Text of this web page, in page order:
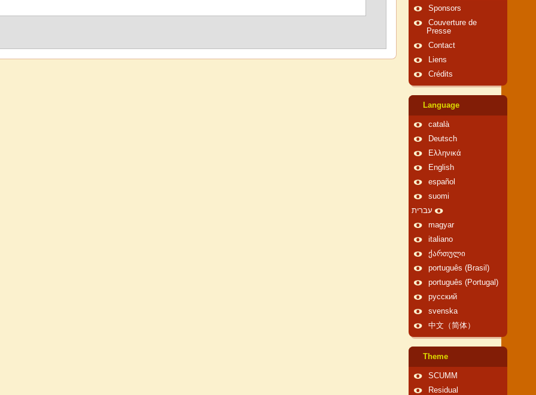
Sponsors
Couverture de
Presse
Contact
Liens
Crédits
Language
català
Deutsch
Ελληνικά
English
español
suomi
עברית
magyar
italiano
ქართული
português (Brasil)
português (Portugal)
русский
svenska
中文（简体）
Theme
SCUMM
Residual